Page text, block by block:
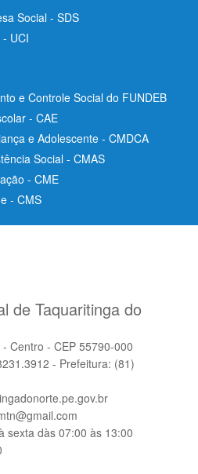
Social - SDS
UCI
e Controle Social do FUNDEB
- CAE
e Adolescente - CMDCA
Social - CMAS
- CME
- CMS
de Taquaritinga do
Centro - CEP 55790-000
- Prefeitura: (81)
sexta dàs 07:00 às 13:00